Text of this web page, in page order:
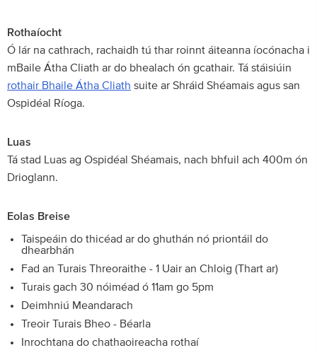
Rothaíocht
Ó lár na cathrach, rachaidh tú thar roinnt áiteanna íocónacha i
mBaile Átha Cliath ar do bhealach ón gcathair. Tá stáisiúin
rothair Bhaile Átha Cliath suite ar Shráid Shéamais agus san
Ospidéal Ríoga.
Luas
Tá stad Luas ag Ospidéal Shéamais, nach bhfuil ach 400m ón
Drioglann.
Eolas Breise
Taispeáin do thicéad ar do ghuthán nó priontáil do
dhearbhán
Fad an Turais Threoraithe - 1 Uair an Chloig (Thart ar)
Turais gach 30 nóiméad ó 11am go 5pm
Deimhniú Meandarach
Treoir Turais Bheo - Béarla
Inrochtana do chathaoireacha rothaí